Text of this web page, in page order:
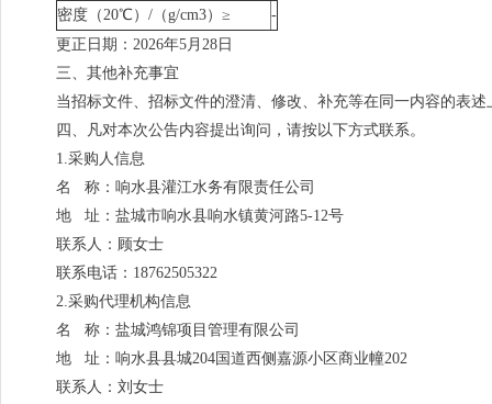
密度（20℃）/（g/cm3）≥ -
更正日期：2026年5月28日
三、其他补充事宜
当招标文件、招标文件的澄清、修改、补充等在同一内容的表
四、凡对本次公告内容提出询问，请按以下方式联系。
1.采购人信息
名 称：响水县灌江水务有限责任公司
地 址：盐城市响水县响水镇黄河路5-12号
联系人：顾女士
联系电话：18762505322
2.采购代理机构信息
名 称：盐城鸿锦项目管理有限公司
地 址：响水县县城204国道西侧嘉源小区商业幢202
联系人：刘女士